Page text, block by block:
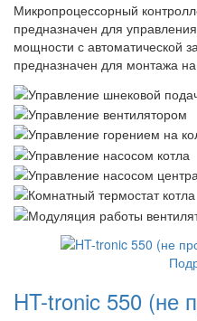
Микропроцессорный
предназначен для
мощности с автоматической
предназначен для монтажа
HT-tronic 550 (не